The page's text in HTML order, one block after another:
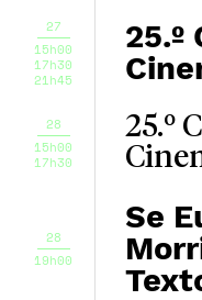
27
15h00
17h30
21h45
25.º
28
15h00
17h30
25.º
28
19h00
Se